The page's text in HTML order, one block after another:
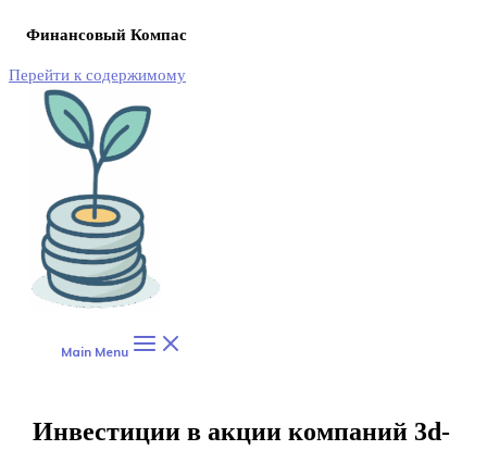
Финансовый Компас
Перейти к содержимому
Main Menu
Инвестиции в акции компаний 3d-